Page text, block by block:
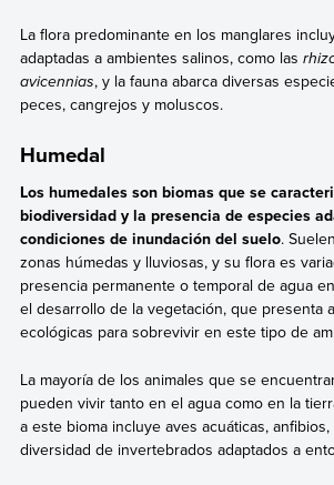
La flora predominante en los manglares
adaptadas a ambientes salinos, como las
avicennias, y la fauna abarca diversas
peces, cangrejos y moluscos.
Humedal
Los humedales son biomas que se
biodiversidad y la presencia de especies
condiciones de inundación del suelo.
zonas húmedas y lluviosas, y su flora es
presencia permanente o temporal de agua
el desarrollo de la vegetación, que presenta
ecológicas para sobrevivir en este tipo de
La mayoría de los animales que se
pueden vivir tanto en el agua como en la
a este bioma incluye aves acuáticas,
diversidad de invertebrados adaptados a